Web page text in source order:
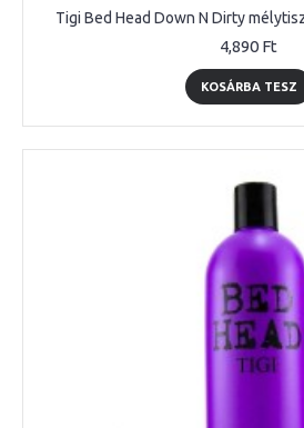
Tigi Bed Head Down N Dirty
4,890 Ft
KOSÁRBA TESZ